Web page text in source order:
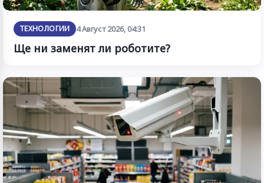
ТЕХНОЛОГИИ 4 Август 2026, 04:31
Ще ни заменят ли роботите?